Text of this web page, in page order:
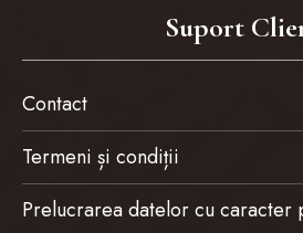
Suport
Contact
Termeni și condiții
Prelucrarea datelor cu caracter